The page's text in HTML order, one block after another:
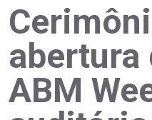
abertura
ABM